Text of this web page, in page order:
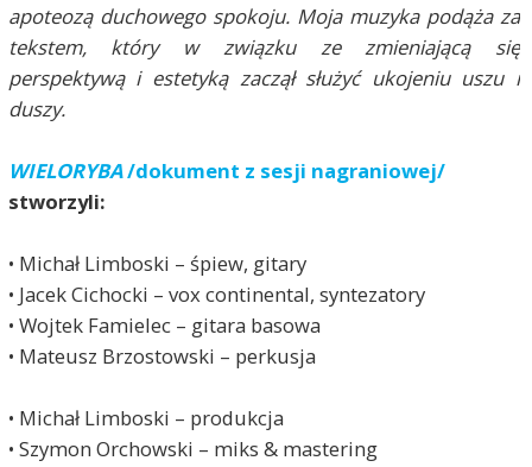
apoteozą duchowego spokoju. Moja muzyka podąża za
tekstem, który w związku ze zmieniającą się
perspektywą i estetyką zaczął służyć ukojeniu uszu i
duszy.
WIELORYBA/dokument z sesji nagraniowej/
stworzyli:
• Michał Limboski – śpiew, gitary
• Jacek Cichocki – vox continental, syntezatory
• Wojtek Famielec – gitara basowa
• Mateusz Brzostowski – perkusja
• Michał Limboski – produkcja
• Szymon Orchowski – miks & mastering